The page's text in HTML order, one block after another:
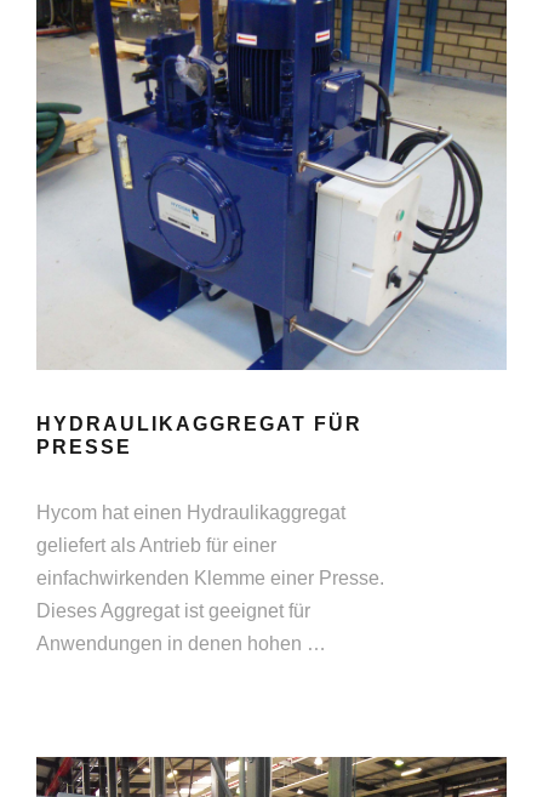
HYDRAULIKAGGREGAT FÜR
PRESSE
Hycom hat einen Hydraulikaggregat
geliefert als Antrieb für einer
einfachwirkenden Klemme einer Presse.
Dieses Aggregat ist geeignet für
Anwendungen in denen hohen …